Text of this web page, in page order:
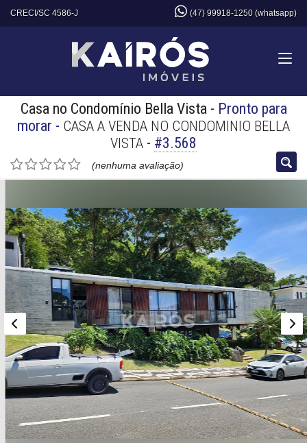
CRECI/SC 4586-J (47) 99918-1250 (whatsapp)
Casa no Condomínio Bella Vista- Pronto para
morar - CASA A VENDA NO CONDOMINIO BELLA
VISTA - #3.568
(nenhuma avaliação)